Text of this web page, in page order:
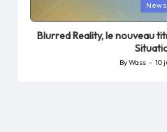
in
News
Blurred Reality, le nouveau
Posted
ByWass 10